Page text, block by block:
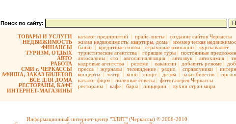
Поиск по сайту:
ТОВАРЫ И УСЛУГИ
НЕДВИЖИМОСТЬ
ФИНАНСЫ
ТУРИЗМ, ОТДЫХ
АВТО
РАБОТА
СМИ г. ЧЕРКАССЫ
АФИША, ЗАКАЗ БИЛЕТОВ
ВСЕ ДЛЯ ДОМА
РЕСТОРАНЫ, КАФЕ
ИНТЕРНЕТ-МАГАЗИНЫ
каталог предприятий | прайс-листы | создание сайтов Черкассы
жилая недвижимость: квартиры, дома | коммерческая
банки | кредитные союзы | страховые компании | курсы валют
туристические агентства | горящие туры | постоянные
автосалоны | сто | автосигнализация | автозвук | автохимия |
кадровые агентства | резюме | вакансии | добавить резюме |
пресса | журналы | телевидение | радио | справочники |
концерты | театр | кино | спорт | детям | заказ билетов |
каталог фирм | полезные советы | фотогалерея Черкассы
рестораны | кафе | бары | пиццерии | кухни стран мира
Информационный интернет-центр "ЭЛИТ" (Черкассы) © 2006-2010